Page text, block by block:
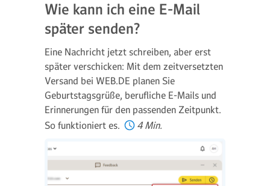
Wie kann ich eine E-Mail
später senden?
Eine Nachricht jetzt schreiben, aber erst
später verschicken: Mit dem zeitversetzten
Versand bei WEB.DE planen Sie
Geburtstagsgrüße, berufliche E-Mails und
Erinnerungen für den passenden Zeitpunkt.
So funktioniert es.
4 Min.